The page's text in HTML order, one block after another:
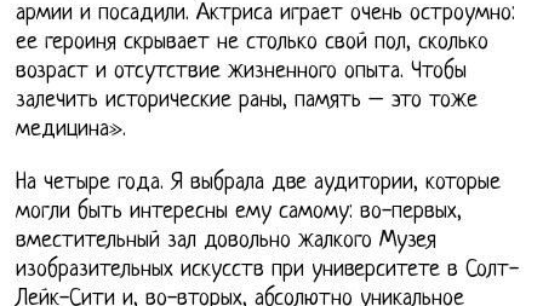
армии и посадили. Актриса играет очень остроумно:
ее героиня скрывает не столько свой пол, сколько
возраст и отсутствие жизненного опыта. Чтобы
залечить исторические раны, память – это тоже
медицина».
На четыре года. Я выбрала две аудитории, которые
могли быть интересны ему самому: во-первых,
вместительный зал довольно жалкого Музея
изобразительных искусств при университете в Солт-
Лейк-Сити и, во-вторых, абсолютно уникальное